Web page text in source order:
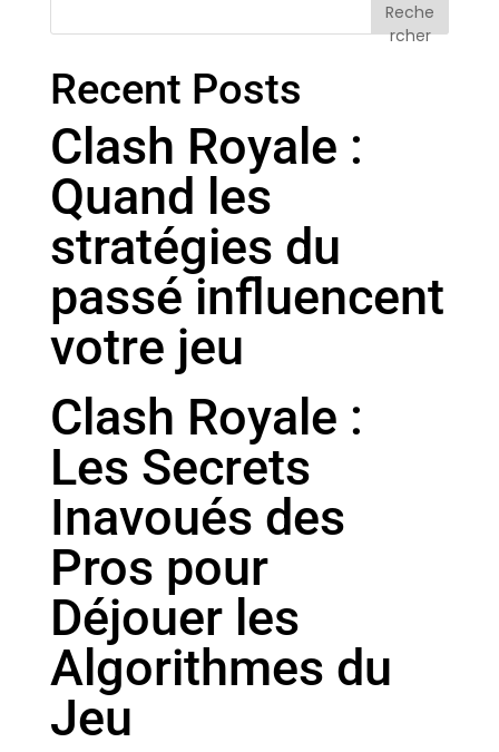
Reche
rcher
Recent Posts
Clash Royale :
Quand les
stratégies du
passé influencent
votre jeu
Clash Royale :
Les Secrets
Inavoués des
Pros pour
Déjouer les
Algorithmes du
Jeu